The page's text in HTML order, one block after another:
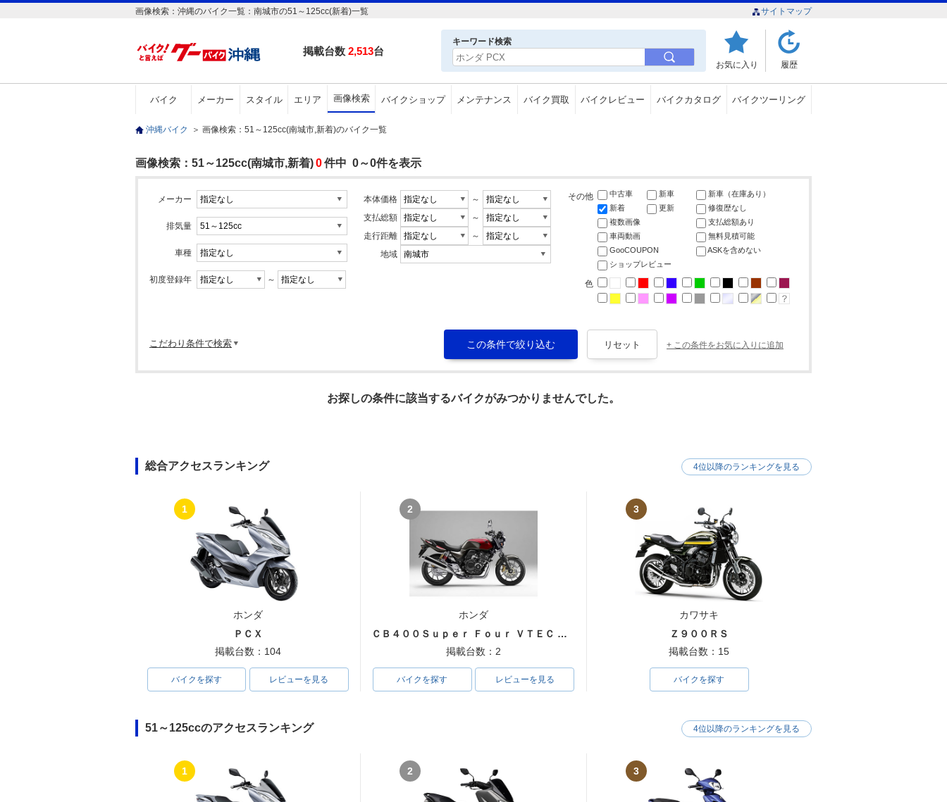
画像検索：沖縄のバイク一覧：南城市の51～125cc(新着)一覧 サイトマップ
掲載台数 2,513台
キーワード検索
お気に入り 履歴
バイク メーカー スタイル エリア 画像検索 バイクショップ メンテナンス バイク買取 バイクレビュー バイクカタログ バイクツーリング
沖縄バイク ＞ 画像検索：51～125cc(南城市,新着)のバイク一覧
画像検索：51～125cc(南城市,新着)0件中 0～0件を表示
メーカー
排気量
車種
初度登録年 ～
本体価格
～
支払総額
～
走行距離
～
地域
その他 中古車 新車
新車（在庫あり）
新着
更新
修復歴なし
複数画像
支払総額あり
車両動画
無料見積可能
GooCOUPON
ASKを含めない
ショップレビュー
色
こだわり条件で検索 + この条件をお気に入りに追加
お探しの条件に該当するバイクがみつかりませんでした。
総合アクセスランキング
1
ホンダ
ＰＣＸ
掲載台数：104
バイクを探す レビューを見る
2
ホンダ
ＣＢ４００Ｓｕｐｅｒ Ｆｏｕｒ ＶＴＥＣ ＳＰＥＣ３
掲載台数：2
バイクを探す レビューを見る
3
カワサキ
Ｚ９００ＲＳ
掲載台数：15
バイクを探す
4位以降のランキングを見る
51～125ccのアクセスランキング
1 2 3
4位以降のランキングを見る